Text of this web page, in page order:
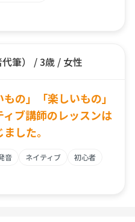
筆） / 3歳 / 女性
の」「楽しいもの」
ブ講師のレッスンは
した。
音 ネイティブ 初心者